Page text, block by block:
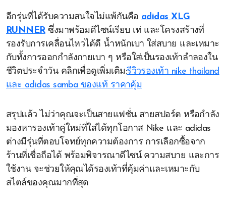
อีกรุ่นที่ได้รับความสนใจไม่แพ้กันคือ adidas XLG
RUNNERซึ่งมาพร้อมดีไซน์เรียบ เท่ และโครงสร้างที่
รองรับการเคลื่อนไหวได้ดี น้ำหนักเบา ใส่สบาย และเหมาะ
กับทั้งการออกกำลังกายเบา ๆ หรือใส่เป็นรองเท้าลำลองใน
ชีวิตประจำวัน คลิกเพื่อดูเพิ่มเติม:รีวิวรองเท้า nike thailand
และ adidas samba ของแท้ ราคาคุ้ม
สรุปแล้ว ไม่ว่าคุณจะเป็นสายแฟชั่น สายสปอร์ต หรือกำลัง
มองหารองเท้าคู่ใหม่ที่ใส่ได้ทุกโอกาส Nike และ adidas
ต่างมีรุ่นที่ตอบโจทย์ทุกความต้องการ การเลือกซื้อจาก
ร้านที่เชื่อถือได้ พร้อมพิจารณาดีไซน์ ความสบาย และการ
ใช้งาน จะช่วยให้คุณได้รองเท้าที่คุ้มค่าและเหมาะกับ
สไตล์ของคุณมากที่สุด